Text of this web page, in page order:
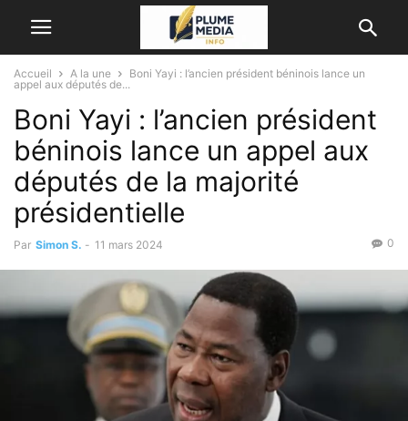
Accueil A la une
Boni Yayi : l’ancien président béninois lance un
appel aux députés de...
Boni Yayi : l’ancien président
béninois lance un appel aux
députés de la majorité
présidentielle
Par Simon S. - 11 mars 2024 0